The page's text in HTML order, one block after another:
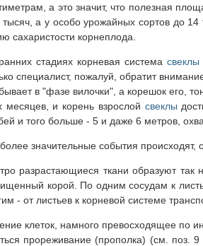
а это значит, что полезная
тысяч, а у особо урожайных сортов до
сахаристости корнеплода.
стадиях корневая система свеклы
специалист, пожалуй, обратит
в "фазе вилочки", а корешок его,
месяцев, и корень взрослой свеклы
и того больше - 5 и даже 6 метров,
значительные события происходят,
разрастающиеся ткани образуют
корой. По одним сосудам к
- от листьев к корневой системе
клеток, намного превосходящее по
прореживание (прополка) (см. поз.